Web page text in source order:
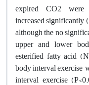
expired CO2 were
increased significantly
although the no
upper and lower
esterified fatty acid
body interval
interval exercise